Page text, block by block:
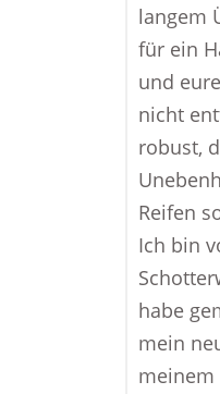
langem
für ein
und
nicht
robust,
Reifen
Ich bin
habe
mein